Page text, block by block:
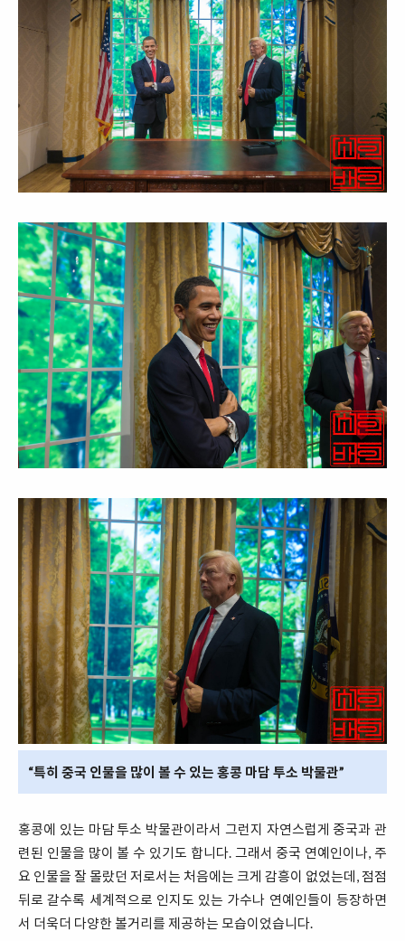
“특히 중국 인물을 많이 볼 수 있는 홍콩 마담 투소 박물관”
홍콩에 있는 마담 투소 박물관이라서 그런지 자연스럽게 중국과 관
련된 인물을 많이 볼 수 있기도 합니다. 그래서 중국 연예인이나, 주
요 인물을 잘 몰랐던 저로서는 처음에는 크게 감흥이 없었는데, 점점
뒤로 갈수록 세계적으로 인지도 있는 가수나 연예인들이 등장하면
서 더욱더 다양한 볼거리를 제공하는 모습이었습니다.